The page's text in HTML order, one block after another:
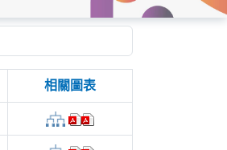
相關圖表